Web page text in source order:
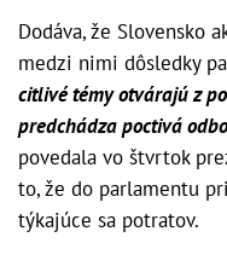
Dodáva, že Slovensko
medzi nimi dôsledky
citlivé témy otvárajú z
predchádza poctivá
povedala vo štvrtok
to, že do parlamentu
týkajúce sa potratov.